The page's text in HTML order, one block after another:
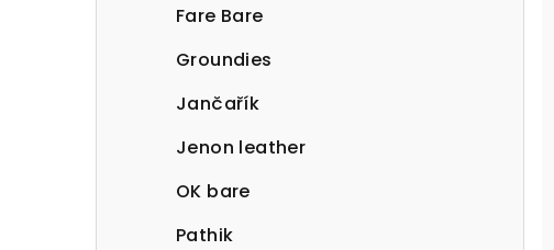
Fare Bare
Groundies
Jančařík
Jenon leather
OK bare
Pathik